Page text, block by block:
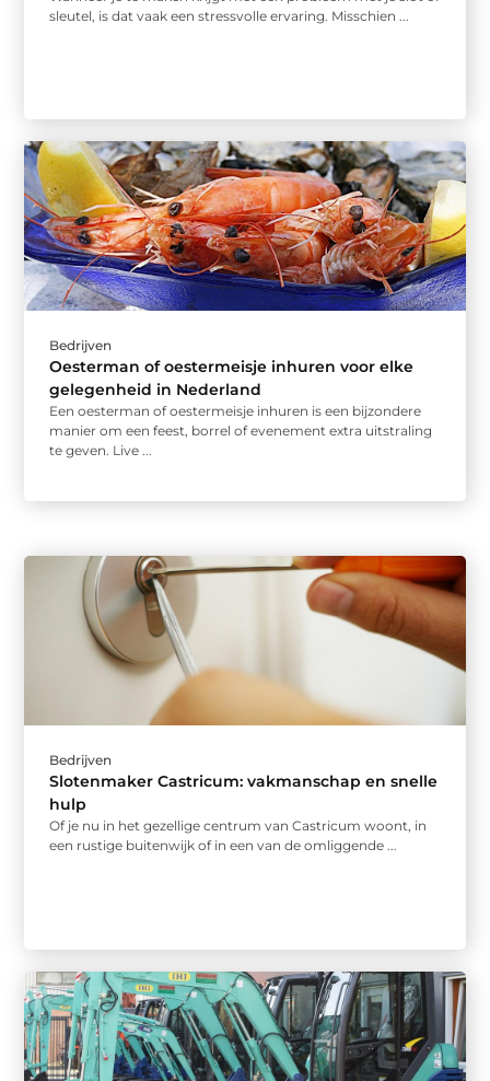
sleutel, is dat vaak een stressvolle ervaring. Misschien ...
Bedrijven
Oesterman of oestermeisje inhuren voor elke
gelegenheid in Nederland
Een oesterman of oestermeisje inhuren is een bijzondere
manier om een feest, borrel of evenement extra uitstraling
te geven. Live ...
Bedrijven
Slotenmaker Castricum: vakmanschap en snelle
hulp
Of je nu in het gezellige centrum van Castricum woont, in
een rustige buitenwijk of in een van de omliggende ...